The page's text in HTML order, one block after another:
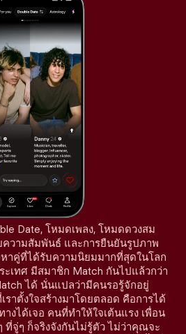
Date, โหมดเพลง, โหมดดวงสม
ความสัมพันธ์ และการยืนยันรูปภาพ
าคู่ที่ได้รับความนิยมมากที่สุดในโลก
ะเทศ มีสมาชิก Match กันไปแล้วกว่า
ได้ นั่นแปลว่ามีคนรอรู้จักอยู่
าตั้งใจสร้างมาโดยตลอด คือการได้
งได้เจอ คนที่ทำให้ใจเต้นแรง เพื่อน
จู่ๆ ก็จริงจังกันไม่รู้ตัว ไม่ว่าคุณจะ